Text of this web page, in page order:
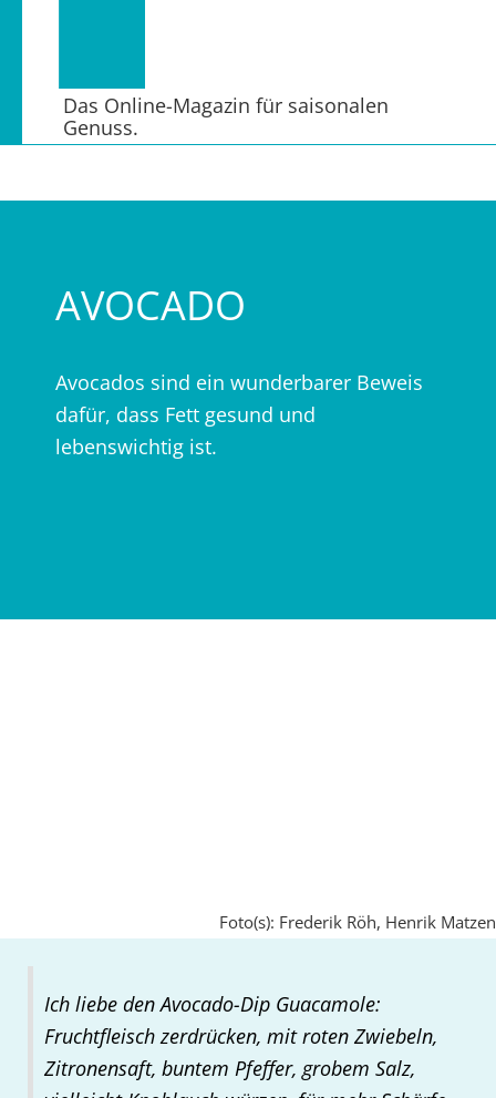
Das Online-Magazin für saisonalen
Genuss.
AVOCADO
Avocados sind ein wunderbarer Beweis
dafür, dass Fett gesund und
lebenswichtig ist.
Foto(s): Frederik Röh, Henrik Matzen
Ich liebe den Avocado-Dip Guacamole:
Fruchtfleisch zerdrücken, mit roten Zwiebeln,
Zitronensaft, buntem Pfeffer, grobem Salz,